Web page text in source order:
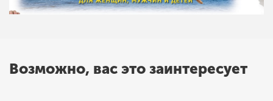
Возможно, вас это заинтересует